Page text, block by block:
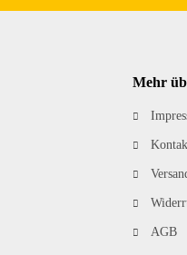
Mehr
AGB